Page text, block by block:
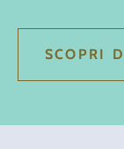
SCOPRI